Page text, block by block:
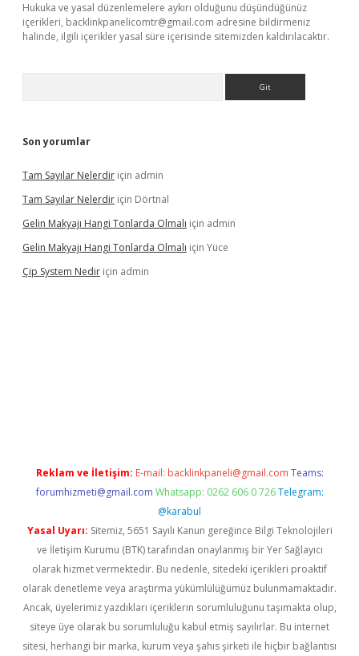
Hukuka ve yasal düzenlemelere aykırı olduğunu düşündüğünüz
içerikleri, backlinkpanelicomtr@gmail.com adresine bildirmeniz
halinde, ilgili içerikler yasal süre içerisinde sitemizden kaldırılacaktır.
Son yorumlar
Tam Sayılar Nelerdir için admin
Tam Sayılar Nelerdir için Dörtnal
Gelin Makyajı Hangi Tonlarda Olmalı için admin
Gelin Makyajı Hangi Tonlarda Olmalı için Yüce
Çip System Nedir için admin
Reklam ve İletişim: E-mail: backlinkpaneli@gmail.com Teams:
forumhizmeti@gmail.com Whatsapp: 0262 606 0 726 Telegram:
@karabul
Yasal Uyarı: Sitemiz, 5651 Sayılı Kanun gereğince Bilgi Teknolojileri
ve İletişim Kurumu (BTK) tarafından onaylanmış bir Yer Sağlayıcı
olarak hizmet vermektedir. Bu nedenle, sitedeki içerikleri proaktif
olarak denetleme veya araştırma yükümlülüğümüz bulunmamaktadır.
Ancak, üyelerimiz yazdıkları içeriklerin sorumluluğunu taşımakta olup,
siteye üye olarak bu sorumluluğu kabul etmiş sayılırlar. Bu internet
sitesi, herhangi bir marka, kurum veya şahıs şirketi ile hiçbir bağlantısı